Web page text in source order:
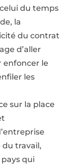
du temps
la
du contrat
d’aller
enfoncer le
les
sur la place
travail,
pays qui